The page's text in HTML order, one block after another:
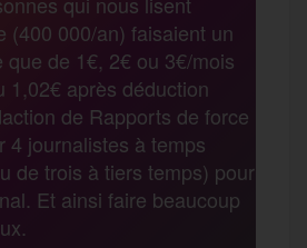
t
e
r
l a
g
e
m
(400 000/an) faisaient un
que de 1€, 2€ ou 3€/mois
1,02€ après déduction
de Rapports de force
4 journalistes à temps
de trois à tiers temps) pour
Et ainsi faire beaucoup